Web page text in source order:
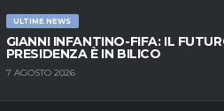
ULTIME NEWS
GIANNI INFANTINO-FIFA: IL
PRESIDENZA È IN BILICO
7 AGOSTO 2026